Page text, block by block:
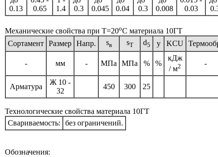
0.13
0.65
1.4
0.3
0.045
0.04
0.3
0.008
0.03
Механические свойства при Т=20oС материала 10ГТ
Сортамент Размер Напр. sв sT d5 y KCU
- мм - МПа МПа % %
кДж
/ м2 -
Арматура
Ж 10 -
32
450 300 25
Технологические свойства материала 10ГТ
Свариваемость:
без ограничений.
Обозначения: